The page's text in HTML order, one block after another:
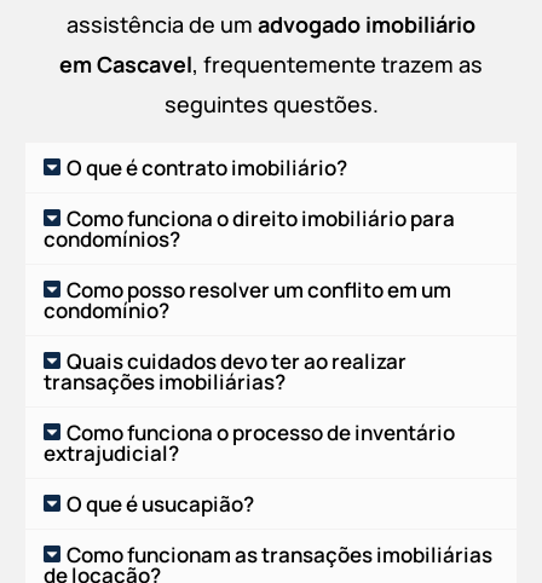
assistência de um advogado imobiliário
emCascavel, frequentemente trazem as
seguintes questões.
O que é contrato imobiliário?
Como funciona o direito imobiliário para
condomínios?
Como posso resolver um conflito em um
condomínio?
Quais cuidados devo ter ao realizar
transações imobiliárias?
Como funciona o processo de inventário
extrajudicial?
O que é usucapião?
Como funcionam as transações imobiliárias
de locação?